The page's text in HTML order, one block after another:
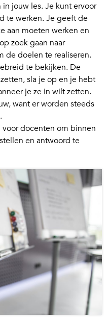
jouw les. Je kunt ervoor
te werken. Je geeft de
aan moeten werken en
zoek gaan naar
de doelen te realiseren.
te bekijken. De
sla je op en je hebt
je ze in wilt zetten.
want er worden steeds
docenten om binnen
en antwoord te